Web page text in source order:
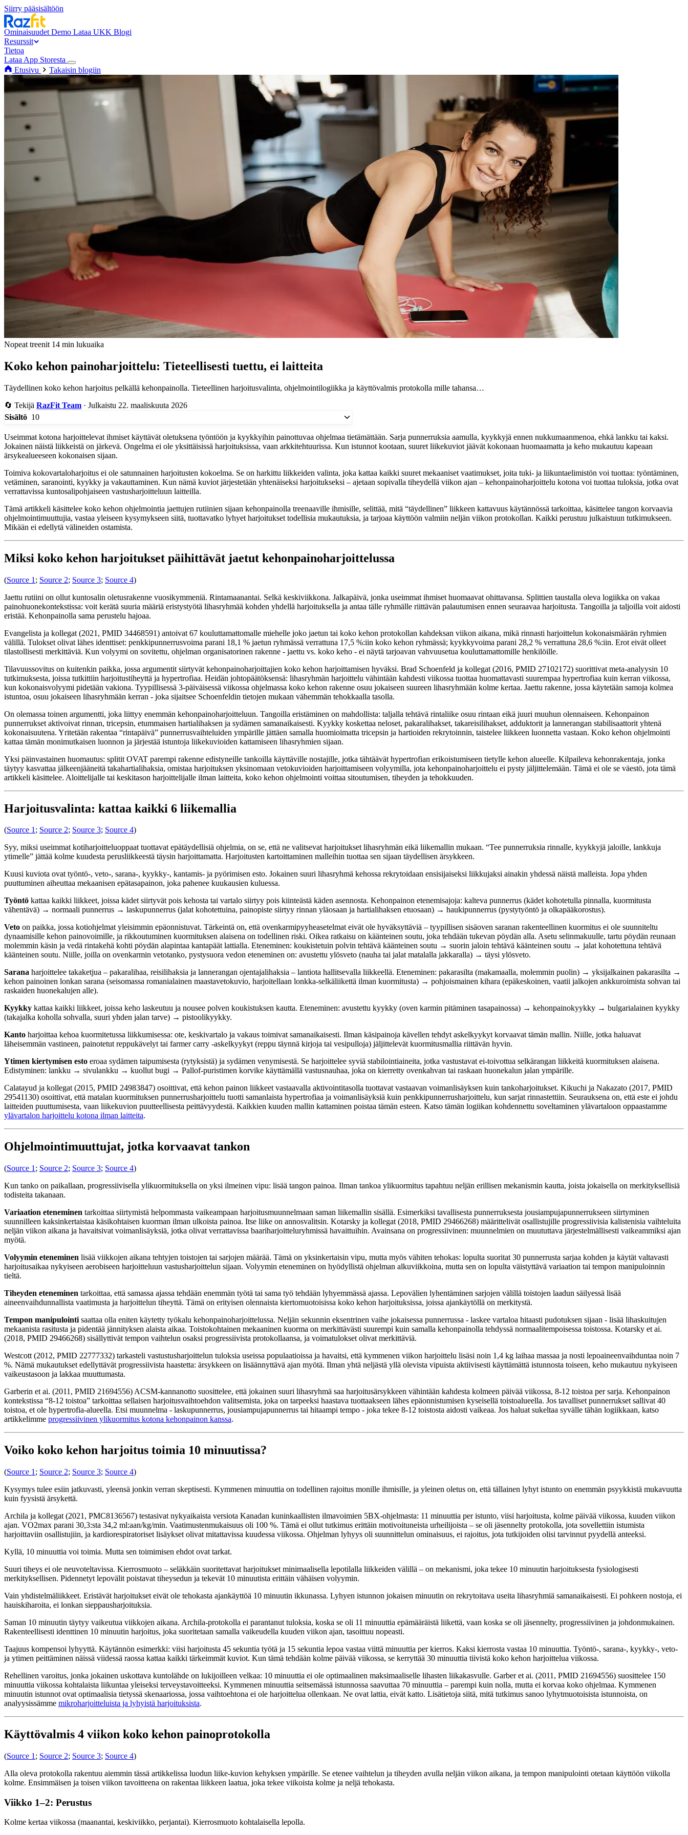
Siirry pääsisältöön
Ominaisuudet Demo Lataa UKK Blogi
Resurssit
Tietoa
Lataa App Storesta
Etusivu
Takaisin blogiin
Nopeat treenit 14 min lukuaika
Koko kehon painoharjoittelu: Tieteellisesti tuettu, ei laitteita
Täydellinen koko kehon harjoitus pelkällä kehonpainolla. Tieteellinen harjoitusvalinta, ohjelmointilogiikka ja käyttövalmis protokolla mille tahansa…
🔄 Tekijä RazFit Team · Julkaistu 22. maaliskuuta 2026
Sisältö 10
Useimmat kotona harjoittelevat ihmiset käyttävät oletuksena työntöön ja kyykkyihin painottuvaa ohjelmaa tietämättään. Sarja punnerruksia aamulla, kyykkyjä ennen nukkumaanmenoa, ehkä lankku tai kaksi.
Jokainen näistä liikkeistä on järkevä. Ongelma ei ole yksittäisissä harjoituksissa, vaan arkkitehtuurissa. Kun istunnot kootaan, suuret liikekuviot jäävät kokonaan huomaamatta ja keho mukautuu kapeaan
ärsykealueeseen kokonaisen sijaan.
Toimiva kokovartaloharjoitus ei ole satunnainen harjoitusten kokoelma. Se on harkittu liikkeiden valinta, joka kattaa kaikki suuret mekaaniset vaatimukset, joita tuki- ja liikuntaelimistön voi tuottaa: työntäminen,
vetäminen, saranointi, kyykky ja vakauttaminen. Kun nämä kuviot järjestetään yhtenäiseksi harjoitukseksi – ajetaan sopivalla tiheydellä viikon ajan – kehonpainoharjoittelu kotona voi tuottaa tuloksia, jotka ovat
verrattavissa kuntosalipohjaiseen vastusharjoitteluun laitteilla.
Tämä artikkeli käsittelee koko kehon ohjelmointia jaettujen rutiinien sijaan kehonpainolla treenaaville ihmisille, selittää, mitä “täydellinen” liikkeen kattavuus käytännössä tarkoittaa, käsittelee tangon korvaavia
ohjelmointimuuttujia, vastaa yleiseen kysymykseen siitä, tuottavatko lyhyet harjoitukset todellisia mukautuksia, ja tarjoaa käyttöön valmiin neljän viikon protokollan. Kaikki perustuu julkaistuun tutkimukseen.
Mikään ei edellytä välineiden ostamista.
Miksi koko kehon harjoitukset päihittävät jaetut kehonpainoharjoittelussa
(Source 1 ; Source 2; Source 3; Source 4)
Jaettu rutiini on ollut kuntosalin oletusrakenne vuosikymmeniä. Rintamaanantai. Selkä keskiviikkona. Jalkapäivä, jonka useimmat ihmiset huomaavat ohittavansa. Splittien taustalla oleva logiikka on vakaa
painohuonekontekstissa: voit kerätä suuria määriä eristystyötä lihasryhmää kohden yhdellä harjoituksella ja antaa tälle ryhmälle riittävän palautumisen ennen seuraavaa harjoitusta. Tangoilla ja taljoilla voit aidosti
eristää. Kehonpainolla sama perustelu hajoaa.
Evangelista ja kollegat (2021, PMID 34468591) antoivat 67 kouluttamattomalle miehelle joko jaetun tai koko kehon protokollan kahdeksan viikon aikana, mikä rinnasti harjoittelun kokonaismäärän ryhmien
välillä. Tulokset olivat lähes identtiset: penkkipunnerrusvoima parani 18,1 % jaetun ryhmässä verrattuna 17,5 %:iin koko kehon ryhmässä; kyykkyvoima parani 28,2 % verrattuna 28,6 %:iin. Erot eivät olleet
tilastollisesti merkittäviä. Kun volyymi on sovitettu, ohjelman organisatorinen rakenne - jaettu vs. koko keho - ei näytä tarjoavan vahvuusetua kouluttamattomille henkilöille.
Tilavuussovitus on kuitenkin paikka, jossa argumentit siirtyvät kehonpainoharjoittajien koko kehon harjoittamisen hyväksi. Brad Schoenfeld ja kollegat (2016, PMID 27102172) suorittivat meta-analyysin 10
tutkimuksesta, joissa tutkittiin harjoitustiheyttä ja hypertrofiaa. Heidän johtopäätöksensä: lihasryhmän harjoittelu vähintään kahdesti viikossa tuottaa huomattavasti suurempaa hypertrofiaa kuin kerran viikossa,
kun kokonaisvolyymi pidetään vakiona. Tyypillisessä 3-päiväisessä viikossa ohjelmassa koko kehon rakenne osuu jokaiseen suureen lihasryhmään kolme kertaa. Jaettu rakenne, jossa käytetään samoja kolmea
istuntoa, osuu jokaiseen lihasryhmään kerran - joka sijaitsee Schoenfeldin tietojen mukaan vähemmän tehokkaalla tasolla.
On olemassa toinen argumentti, joka liittyy enemmän kehonpainoharjoitteluun. Tangoilla eristäminen on mahdollista: taljalla tehtävä rintaliike osuu rintaan eikä juuri muuhun olennaiseen. Kehonpainon
punnerrukset aktivoivat rinnan, tricepsin, etummaisen hartialihaksen ja sydämen samanaikaisesti. Kyykky koskettaa neloset, pakaralihakset, takareisilihakset, adduktorit ja lannerangan stabilisaattorit yhtenä
kokonaisuutena. Yritetään rakentaa “rintapäivä” punnerrusvaihteluiden ympärille jättäen samalla huomioimatta tricepsin ja hartioiden rekrytoinnin, taistelee liikkeen luonnetta vastaan. Koko kehon ohjelmointi
kattaa tämän monimutkaisen luonnon ja järjestää istuntoja liikekuvioiden kattamiseen lihasryhmien sijaan.
Yksi päinvastainen huomautus: splitit OVAT parempi rakenne edistyneille tankoilla käyttäville nostajille, jotka tähtäävät hypertrofian erikoistumiseen tietylle kehon alueelle. Kilpaileva kehonrakentaja, jonka
täytyy kasvattaa jälkeenjääneitä takahartialihaksia, omistaa harjoituksen yksinomaan vetokuvioiden harjoittamiseen volyymilla, jota kehonpainoharjoittelu ei pysty jäljittelemään. Tämä ei ole se väestö, jota tämä
artikkeli käsittelee. Aloittelijalle tai keskitason harjoittelijalle ilman laitteita, koko kehon ohjelmointi voittaa sitoutumisen, tiheyden ja tehokkuuden.
Harjoitusvalinta: kattaa kaikki 6 liikemallia
(Source 1; Source 2; Source 3; Source 4)
Syy, miksi useimmat kotiharjoitteluoppaat tuottavat epätäydellisiä ohjelmia, on se, että ne valitsevat harjoitukset lihasryhmän eikä liikemallin mukaan. “Tee punnerruksia rinnalle, kyykkyjä jaloille, lankkuja
ytimelle” jättää kolme kuudesta perusliikkeestä täysin harjoittamatta. Harjoitusten kartoittaminen malleihin tuottaa sen sijaan täydellisen ärsykkeen.
Kuusi kuviota ovat työntö-, veto-, sarana-, kyykky-, kantamis- ja pyörimisen esto. Jokainen suuri lihasryhmä kehossa rekrytoidaan ensisijaiseksi liikkujaksi ainakin yhdessä näistä malleista. Jopa yhden
puuttuminen aiheuttaa mekaanisen epätasapainon, joka pahenee kuukausien kuluessa.
Työntö kattaa kaikki liikkeet, joissa kädet siirtyvät pois kehosta tai vartalo siirtyy pois kiinteästä käden asennosta. Kehonpainon etenemisajoja: kalteva punnerrus (kädet kohotetulla pinnalla, kuormitusta
vähentävä) → normaali punnerrus → laskupunnerrus (jalat kohotettuina, painopiste siirtyy rinnan yläosaan ja hartialihaksen etuosaan) → haukipunnerrus (pystytyöntö ja olkapääkorostus).
Veto on paikka, jossa kotiohjelmat yleisimmin epäonnistuvat. Tärkeintä on, että ovenkarmipyyheasetelmat eivät ole hyväksyttäviä – tyypillisen sisäoven saranan rakenteellinen kuormitus ei ole suunniteltu
dynaamisille kehon painovoimille, ja rikkoutuminen kuormituksen alaisena on todellinen riski. Oikea ratkaisu on käänteinen soutu, joka tehdään tukevan pöydän alla. Asetu selinmakuulle, tartu pöydän reunaan
molemmin käsin ja vedä rintakehä kohti pöydän alapintaa kantapäät lattialla. Eteneminen: koukistetuin polvin tehtävä käänteinen soutu → suorin jaloin tehtävä käänteinen soutu → jalat kohotettuna tehtävä
käänteinen soutu. Niille, joilla on ovenkarmin vetotanko, pystysuora vedon eteneminen on: avustettu ylösveto (nauha tai jalat matalalla jakkaralla) → täysi ylösveto.
Sarana harjoittelee takaketjua – pakaralihaa, reisilihaksia ja lannerangan ojentajalihaksia – lantiota hallitsevalla liikkeellä. Eteneminen: pakarasilta (makamaalla, molemmin puolin) → yksijalkainen pakarasilta →
kehon painoinen lonkan sarana (seisomassa romanialainen maastavetokuvio, harjoitellaan lonkka-selkäliikettä ilman kuormitusta) → pohjoismainen kihara (epäkeskoinen, vaatii jalkojen ankkuroimista sohvan tai
raskaiden huonekalujen alle).
Kyykky kattaa kaikki liikkeet, joissa keho laskeutuu ja nousee polven koukistuksen kautta. Eteneminen: avustettu kyykky (oven karmin pitäminen tasapainossa) → kehonpainokyykky → bulgarialainen kyykky
(takajalka koholla sohvalla, suuri yhden jalan tarve) → pistoolikyykky.
Kanto harjoittaa kehoa kuormitetussa liikkumisessa: ote, keskivartalo ja vakaus toimivat samanaikaisesti. Ilman käsipainoja kävellen tehdyt askelkyykyt korvaavat tämän mallin. Niille, jotka haluavat
läheisemmän vastineen, painotetut reppukävelyt tai farmer carry -askelkyykyt (reppu täynnä kirjoja tai vesipulloja) jäljittelevät kuormitusmallia riittävän hyvin.
Ytimen kiertymisen esto eroaa sydämen taipumisesta (rytyksistä) ja sydämen venymisestä. Se harjoittelee syviä stabilointiaineita, jotka vastustavat ei-toivottua selkärangan liikkeitä kuormituksen alaisena.
Edistyminen: lankku → sivulankku → kuollut bugi → Pallof-puristimen korvike käyttämällä vastusnauhaa, joka on kierretty ovenkahvan tai raskaan huonekalun jalan ympärille.
Calatayud ja kollegat (2015, PMID 24983847) osoittivat, että kehon painon liikkeet vastaavalla aktivointitasolla tuottavat vastaavan voimanlisäyksen kuin tankoharjoitukset. Kikuchi ja Nakazato (2017, PMID
29541130) osoittivat, että matalan kuormituksen punnerrusharjoittelu tuotti samanlaista hypertrofiaa ja voimanlisäyksiä kuin penkkipunnerrusharjoittelu, kun sarjat rinnastettiin. Seurauksena on, että este ei johdu
laitteiden puuttumisesta, vaan liikekuvion puutteellisesta peittävyydestä. Kaikkien kuuden mallin kattaminen poistaa tämän esteen. Katso tämän logiikan kohdennettu soveltaminen ylävartaloon oppaastamme
ylävartalon harjoittelu kotona ilman laitteita.
Ohjelmointimuuttujat, jotka korvaavat tankon
(Source 1 ; Source 2; Source 3; Source 4)
Kun tanko on paikallaan, progressiivisella ylikuormituksella on yksi ilmeinen vipu: lisää tangon painoa. Ilman tankoa ylikuormitus tapahtuu neljän erillisen mekanismin kautta, joista jokaisella on merkityksellisiä
todisteita takanaan.
Variaation eteneminen tarkoittaa siirtymistä helpommasta vaikeampaan harjoitusmuunnelmaan saman liikemallin sisällä. Esimerkiksi tavallisesta punnerruksesta jousiampujapunnerrukseen siirtyminen
suunnilleen kaksinkertaistaa käsikohtaisen kuorman ilman ulkoista painoa. Itse liike on annosvalitsin. Kotarsky ja kollegat (2018, PMID 29466268) määrittelivät osallistujille progressiivisia kalistenisia vaihteluita
neljän viikon aikana ja havaitsivat voimanlisäyksiä, jotka olivat verrattavissa baariharjoitteluryhmissä havaittuihin. Avainsana on progressiivinen: muunnelmien on muututtava järjestelmällisesti vaikeammiksi ajan
myötä.
Volyymin eteneminen lisää viikkojen aikana tehtyjen toistojen tai sarjojen määrää. Tämä on yksinkertaisin vipu, mutta myös vähiten tehokas: lopulta suoritat 30 punnerrusta sarjaa kohden ja käytät valtavasti
harjoitusaikaa nykyiseen aerobiseen harjoitteluun vastusharjoittelun sijaan. Volyymin eteneminen on hyödyllistä ohjelman alkuviikkoina, mutta sen on lopulta väistyttävä variaation tai tempon manipuloinnin
tieltä.
Tiheyden eteneminen tarkoittaa, että samassa ajassa tehdään enemmän työtä tai sama työ tehdään lyhyemmässä ajassa. Lepovälien lyhentäminen sarjojen välillä toistojen laadun säilyessä lisää
aineenvaihdunnallista vaatimusta ja harjoittelun tiheyttä. Tämä on erityisen olennaista kiertomuotoisissa koko kehon harjoituksissa, joissa ajankäytöllä on merkitystä.
Tempon manipulointi saattaa olla eniten käytetty työkalu kehonpainoharjoittelussa. Neljän sekunnin eksentrinen vaihe jokaisessa punnerrussa - laskee vartaloa hitaasti pudotuksen sijaan - lisää lihaskuitujen
mekaanista rasitusta ja pidentää jännityksen alaista aikaa. Toistokohtainen mekaaninen kuorma on merkittävästi suurempi kuin samalla kehonpainolla tehdyssä normaalitempoisessa toistossa. Kotarsky et ai.
(2018, PMID 29466268) sisällyttivät tempon vaihtelun osaksi progressiivista protokollaansa, ja voimatulokset olivat merkittäviä.
Westcott (2012, PMID 22777332) tarkasteli vastustusharjoittelun tuloksia useissa populaatioissa ja havaitsi, että kymmenen viikon harjoittelu lisäsi noin 1,4 kg laihaa massaa ja nosti lepoaineenvaihduntaa noin 7
%. Nämä mukautukset edellyttävät progressiivista haastetta: ärsykkeen on lisäännyttävä ajan myötä. Ilman yhtä neljästä yllä olevista vipuista aktiivisesti käyttämättä istunnosta toiseen, keho mukautuu nykyiseen
vaikeustasoon ja lakkaa muuttumasta.
Garberin et ai. (2011, PMID 21694556) ACSM-kannanotto suosittelee, että jokainen suuri lihasryhmä saa harjoitusärsykkeen vähintään kahdesta kolmeen päivää viikossa, 8-12 toistoa per sarja. Kehonpainon
kontekstissa “8-12 toistoa” tarkoittaa sellaisen harjoitusvaihtoehdon valitsemista, joka on tarpeeksi haastava tuottaakseen lähes epäonnistumisen kyseisellä toistoalueella. Jos tavalliset punnerrukset sallivat 40
toistoa, et ole hypertrofia-alueella. Etsi muunnelma - laskupunnerrus, jousiampujapunnerrus tai hitaampi tempo - joka tekee 8-12 toistosta aidosti vaikeaa. Jos haluat sukeltaa syvälle tähän logiikkaan, katso
artikkelimme progressiivinen ylikuormitus kotona kehonpainon kanssa.
Voiko koko kehon harjoitus toimia 10 minuutissa?
(Source 1 ; Source 2; Source 3; Source 4)
Kysymys tulee esiin jatkuvasti, yleensä jonkin verran skeptisesti. Kymmenen minuuttia on todellinen rajoitus monille ihmisille, ja yleinen oletus on, että tällainen lyhyt istunto on enemmän psyykkistä mukavuutta
kuin fyysistä ärsykettä.
Archila ja kollegat (2021, PMC8136567) testasivat nykyaikaista versiota Kanadan kuninkaallisten ilmavoimien 5BX-ohjelmasta: 11 minuuttia per istunto, viisi harjoitusta, kolme päivää viikossa, kuuden viikon
ajan. VO2max parani 30,3:sta 34,2 ml:aan/kg/min. Vaatimustenmukaisuus oli 100 %. Tämä ei ollut tutkimus erittäin motivoituneista urheilijoista – se oli jäsennelty protokolla, jota sovellettiin istumista
harjoittaviin osallistujiin, ja kardiorespiratoriset lisäykset olivat mitattavissa kuudessa viikossa. Ohjelman lyhyys oli suunnittelun ominaisuus, ei rajoitus, jota tutkijoiden olisi tarvinnut pyydellä anteeksi.
Kyllä, 10 minuuttia voi toimia. Mutta sen toimimisen ehdot ovat tarkat.
Suuri tiheys ei ole neuvoteltavissa. Kierrosmuoto – seläkkäin suoritettavat harjoitukset minimaalisella lepotilalla liikkeiden välillä – on mekanismi, joka tekee 10 minuutin harjoituksesta fysiologisesti
merkityksellisen. Pidennetyt lepovälit poistavat tiheysedun ja tekevät 10 minuutista erittäin vähäisen volyymin.
Vain yhdistelmäliikkeet. Eristävät harjoitukset eivät ole tehokasta ajankäyttöä 10 minuutin ikkunassa. Lyhyen istunnon jokaisen minuutin on rekrytoitava useita lihasryhmiä samanaikaisesti. Ei pohkeen nostoja, ei
hauiskiharoita, ei lonkan sieppausharjoituksia.
Saman 10 minuutin täytyy vaikeutua viikkojen aikana. Archila-protokolla ei parantanut tuloksia, koska se oli 11 minuuttia epämääräistä liikettä, vaan koska se oli jäsennelty, progressiivinen ja johdonmukainen.
Rakenteellisesti identtinen 10 minuutin harjoitus, joka suoritetaan samalla vaikeudella kuuden viikon ajan, tasoittuu nopeasti.
Taajuus kompensoi lyhyyttä. Käytännön esimerkki: viisi harjoitusta 45 sekuntia työtä ja 15 sekuntia lepoa vastaa viittä minuuttia per kierros. Kaksi kierrosta vastaa 10 minuuttia. Työntö-, sarana-, kyykky-, veto-
ja ytimen peittäminen näissä viidessä raossa kattaa kaikki tärkeimmät kuviot. Kun tämä tehdään kolme päivää viikossa, se kerryttää 30 minuuttia tiivistä koko kehon harjoittelua viikossa.
Rehellinen varoitus, jonka jokainen uskottava kuntolähde on lukijoilleen velkaa: 10 minuuttia ei ole optimaalinen maksimaaliselle lihasten liikakasvulle. Garber et ai. (2011, PMID 21694556) suosittelee 150
minuuttia viikossa kohtalaista liikuntaa yleiseksi terveystavoitteeksi. Kymmenen minuuttia seitsemässä istunnossa saavuttaa 70 minuuttia – parempi kuin nolla, mutta ei korvaa koko ohjelmaa. Kymmenen
minuutin istunnot ovat optimaalisia tietyssä skenaariossa, jossa vaihtoehtona ei ole harjoittelua ollenkaan. Ne ovat lattia, eivät katto. Lisätietoja siitä, mitä tutkimus sanoo lyhytmuotoisista istunnoista, on
analyysissämme mikroharjoitteluista ja lyhyistä harjoituksista.
Käyttövalmis 4 viikon koko kehon painoprotokolla
(Source 1 ; Source 2; Source 3; Source 4)
Alla oleva protokolla rakentuu aiemmin tässä artikkelissa luodun liike-kuvion kehyksen ympärille. Se etenee vaihtelun ja tiheyden avulla neljän viikon aikana, ja tempon manipulointi otetaan käyttöön viikolla
kolme. Ensimmäisen ja toisen viikon tavoitteena on rakentaa liikkeen laatua, joka tekee viikoista kolme ja neljä tehokasta.
Viikko 1–2: Perustus
Kolme kertaa viikossa (maanantai, keskiviikko, perjantai). Kierrosmuoto kohtalaisella lepolla.